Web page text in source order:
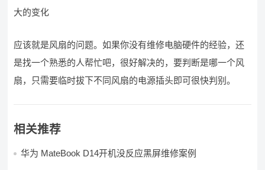
大的变化
应该就是风扇的问题。如果你没有维修电脑硬件的经验，还
是找一个熟悉的人帮忙吧，很好解决的，要判断是哪一个风
扇，只需要临时拔下不同风扇的电源插头即可很快判别。
相关推荐
华为 MateBook D14开机没反应黑屏维修案例